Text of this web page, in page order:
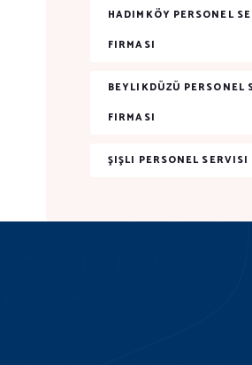
HADIMKÖY PERSONEL
FIRMASI
BEYLIKDÜZÜ PERSONEL
FIRMASI
ŞIŞLI PERSONEL SERVISI